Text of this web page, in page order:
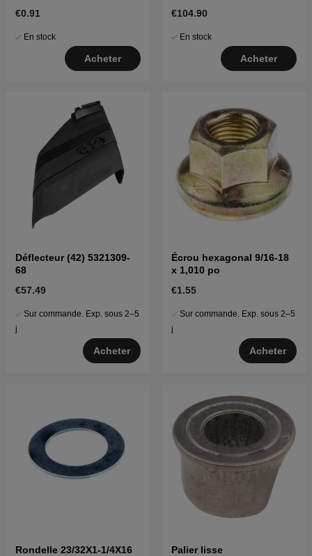
€0.91
En stock
Acheter
€104.90
En stock
Acheter
Déflecteur (42) 5321309-
68
€57.49
Sur commande. Exp. sous 2–5
j
Acheter
Écrou hexagonal 9/16-18
x 1,010 po
€1.55
Sur commande. Exp. sous 2–5
j
Acheter
Rondelle 23/32X1-1/4X16 Palier lisse